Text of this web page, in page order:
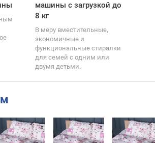
машины с загрузкой до
8 кг
В меру вместительные,
экономичные и
функциональные стиралки
для семей с одним или
двумя детьми.